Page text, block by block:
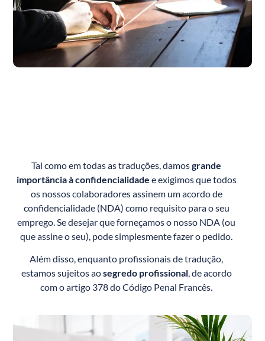
Tal como em todas as traduções, damosgrande
importância à confidencialidade e exigimos que todos
os nossos colaboradores assinem um acordo de
confidencialidade (NDA) como requisito para o seu
emprego. Se desejar que forneçamos o nosso NDA (ou
que assine o seu), pode simplesmente fazer o pedido.
Além disso, enquanto profissionais de tradução,
estamos sujeitos aosegredo profissional, de acordo
com o artigo 378 do Código Penal Francês.